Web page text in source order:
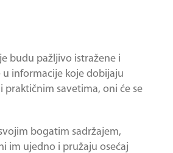
budu pažljivo istražene i
informacije koje dobijaju
savetima, oni će se
bogatim sadržajem,
im ujedno i pružaju osećaj